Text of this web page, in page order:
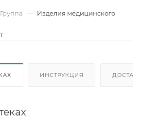
— Изделия медицинского
ИНСТРУКЦИЯ